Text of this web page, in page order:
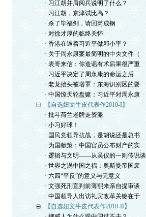
· 习江胡并肩阅兵说明了什么？
· 习江胡，京津试比高？
· 杀了毕福剑，请回芮成钢
· 对徐才厚的临终关怀
· 香港在逼着习近平做邓小平？
· 关于周永康案最简明的中央文件（
· 表哥来信：你造谣有术后果很严重
· 习近平决定了周永康的命运之后
· 老龙抬头被塔罩：东海识别区的要
· 中国惊天轮盘赌：习近平对周永康
【自选妞文牛皮代表作2010-I】
· 批斗荷兰老牌走资派
· 小习好球！
· 国民党领导抗战，是胡说还是总书
· 为国献策：中国官员公布财产的实
· 逻辑与文明——从吴仪的一则传说谈
· 世界之涡中国之福：奥斯曼帝国废
· 六四“平反”的意义与无意义
· 文强死刑宣判前薄熙来亲自提审谈
· 中国领导人出访礼宾改革关键在于
【自选妞文牛皮代表作2010-II】